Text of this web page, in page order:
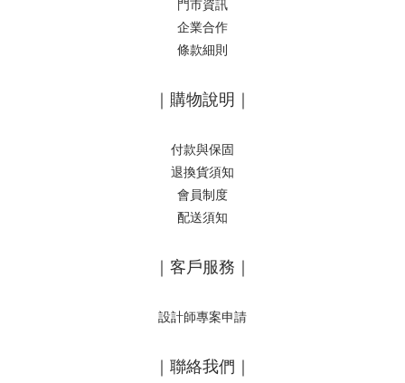
門市資訊
企業合作
條款細則
｜購物說明｜
付款與保固
退換貨須知
會員制度
配送須知
｜客戶服務｜
設計師專案申請
｜聯絡我們｜